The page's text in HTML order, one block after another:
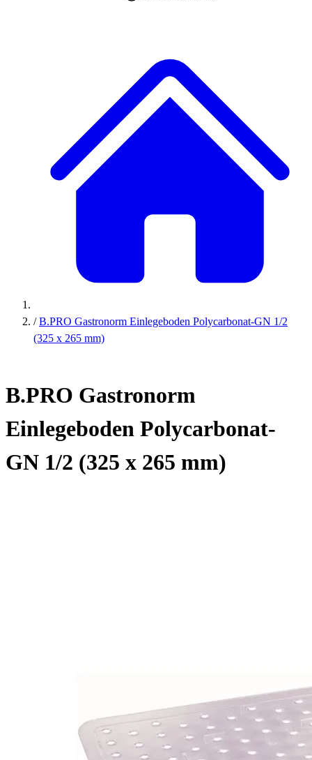
/ B.PRO Gastronorm Einlegeboden Polycarbonat-GN 1/2
(325 x 265 mm)
B.PRO Gastronorm
Einlegeboden Polycarbonat-
GN 1/2 (325 x 265 mm)